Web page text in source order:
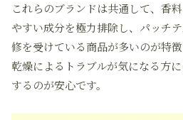
これらのブランドは共通して、香
やすい成分を極力排除し、パッチ
修を受けている商品が多いのが特徴
乾燥によるトラブルが気になる方
するのが安心です。